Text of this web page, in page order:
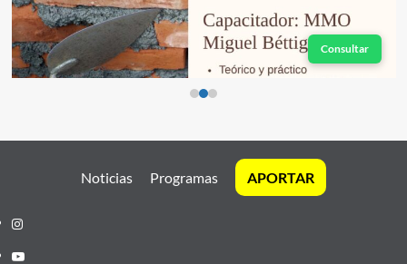
Consultar
Noticias Programas APORTAR
Instagram
Youtube